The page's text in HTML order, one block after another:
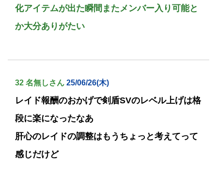
化アイテムが出た瞬間またメンバー入り可能と
か大分ありがたい
32 名無しさん 25/06/26(木)
レイド報酬のおかげで剣盾SVのレベル上げは格
段に楽になったなあ
肝心のレイドの調整はもうちょっと考えてって
感じだけど